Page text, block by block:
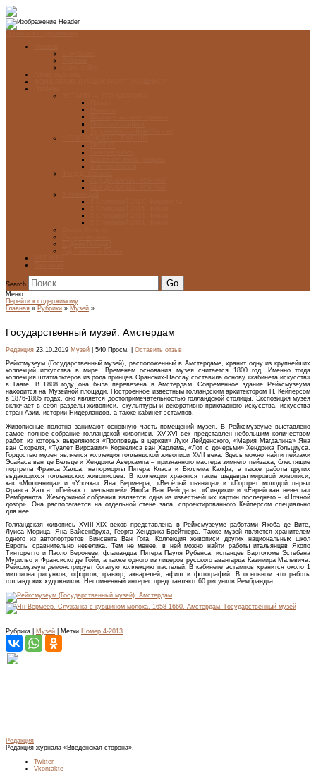
Search
Меню
Перейти к содержимому
Главная » Рубрики » Музей »
Государственный музей. Амстердам
Редакция 23.10.2019 Музей | 540 Просм. | Оставить отзыв
Рейксмузеум (Государственный музей), расположенный в Амстердаме, хранит одну из крупнейших
коллекций искусства в мире. Временем основания музея считается 1800 год. Именно тогда
коллекция штатгальтеров из рода принцев Оранских-Нассау составила основу «кабинета искусств»
в Гааге. В 1808 году она была перевезена в Амстердам. Современное здание Рейксмузеума
находится на Музейной площади. Построенное известным голландским архитектором П. Кейперсом
в 1876-1885 годах, оно является достопримечательностью голландской столицы. Экспозиция музея
включает в себя разделы живописи, скульптуры и декоративно-прикладного искусства, искусства
стран Азии, истории Нидерландов, а также кабинет эстампов.
Живописные полотна занимают основную часть помещений музея. В Рейксмузеуме выставлено
самое полное собрание голландской живописи. XV-XVI век представлен небольшим количеством
работ, из которых выделяются «Проповедь в церкви» Луки Лейденского, «Мария Магдалина» Яна
ван Скореля, «Туалет Вирсавии» Корнелиса ван Харлема, «Лот с дочерьми» Хендрика Гольциуса.
Гордостью музея является коллекция голландской живописи XVII века. Здесь можно найти пейзажи
Эсайаса ван де Вельде и Хендрика Аверкампа – признанного мастера зимнего пейзажа, блестящие
портреты Франса Халса, натюрморты Питера Класа и Виллема Калфа, а также работы других
выдающихся голландских живописцев. В коллекции хранятся такие шедевры мировой живописи,
как «Молочница» и «Улочка» Яна Вермеера, «Весёлый пьяница» и «Портрет молодой пары»
Франса Халса, «Пейзаж с мельницей» Якоба Ван Рейсдала, «Синдики» и «Еврейская невеста»
Рембрандта. Жемчужиной собрания является одна из известнейших картин последнего – «Ночной
дозор». Она располагается на отдельной стене зала, спроектированного Кейперсом специально
для неё.
Голландская живопись XVIII-XIX веков представлена в Рейксмузеуме работами Якоба де Вите,
Луиса Морица, Яна Вайсенбруха, Георга Хендрика Брейтнера. Также музей является хранителем
одного из автопортретов Винсента Ван Гога. Коллекция живописи других национальных школ
Европы сравнительно невелика. Тем не менее, в ней можно найти работы итальянцев Якопо
Тинторетто и Паоло Веронезе, фламандца Питера Пауля Рубенса, испанцев Бартоломе Эстебана
Мурильо и Франсиско де Гойи, а также одного из лидеров русского авангарда Казимира Малевича.
Рейксмузеум демонстрирует богатую коллекцию пастелей. В кабинете эстампов хранится около 1
миллиона рисунков, офортов, гравюр, акварелей, афиш и фотографий. В основном это работы
голландских художников. Несомненный интерес представляют 60 рисунков Рембрандта.
Рубрика | Музей | Метки Номер 4-2013
Редакция
Редакция журнала «Введенская сторона».
Twitter
Vkontakte